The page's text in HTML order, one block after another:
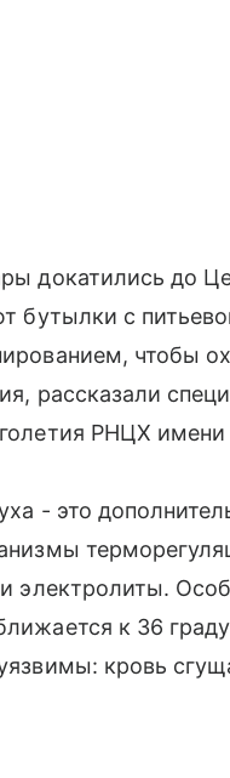
докатились до
бутылки с
чтобы
рассказали
РНЦХ имени
- это
электролиты.
к 36
кровь